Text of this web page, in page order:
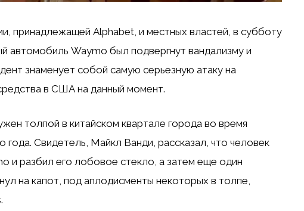
принадлежащей Alphabet, и местных властей, в субботу
автомобиль Waymo был подвергнут вандализму и
знаменует собой самую серьезную атаку на
в США на данный момент.
толпой в китайском квартале города во время
года. Свидетель, Майкл Ванди, рассказал, что человек
и разбил его лобовое стекло, а затем еще один
на капот, под аплодисменты некоторых в толпе,